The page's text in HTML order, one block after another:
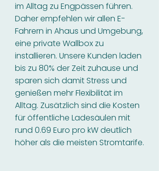
im Alltag zu Engpässen führen.
Daher empfehlen wir allen E-
Fahrern in Ahaus und Umgebung,
eine private Wallbox zu
installieren. Unsere Kunden laden
bis zu 80% der Zeit zuhause und
sparen sich damit Stress und
genießen mehr Flexibilität im
Alltag. Zusätzlich sind die Kosten
für öffentliche Ladesäulen mit
rund 0.69 Euro pro kW deutlich
höher als die meisten Stromtarife.